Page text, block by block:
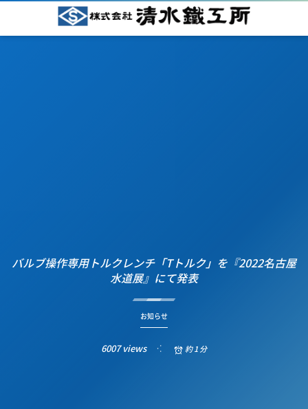
バルブ操作専用トルクレンチ「Tトルク」を『2022名古屋
水道展』にて発表
お知らせ
6007 views 約 1 分